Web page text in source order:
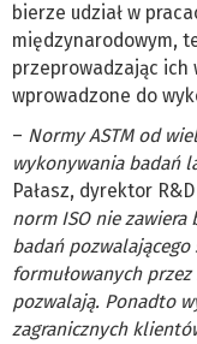
bierze udział w
międzynarodowym,
przeprowadzając ich
wprowadzone do
– Normy ASTM od
wykonywania badań
Pałasz, dyrektor
norm ISO nie zawiera
badań
formułowanych
pozwalają. Ponadto
zagranicznych